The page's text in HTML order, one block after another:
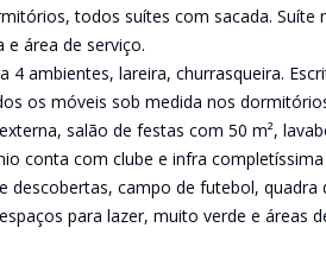
todos suítes com sacada.
e área de serviço.
4 ambientes, lareira, churrasqueira.
os móveis sob medida nos
salão de festas com 50 m²,
conta com clube e infra
descobertas, campo de futebol, quadra
para lazer, muito verde e áreas